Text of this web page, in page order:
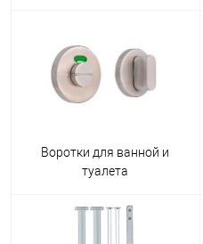
Воротки для ванной и
туалета